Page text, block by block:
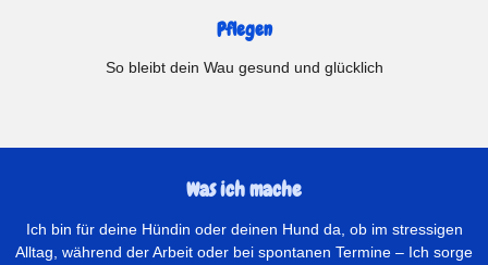
Pflegen
So bleibt dein Wau gesund und glücklich
Was ich mache
Ich bin für deine Hündin oder deinen Hund da, ob im stressigen
Alltag, während der Arbeit oder bei spontanen Termine – Ich sorge